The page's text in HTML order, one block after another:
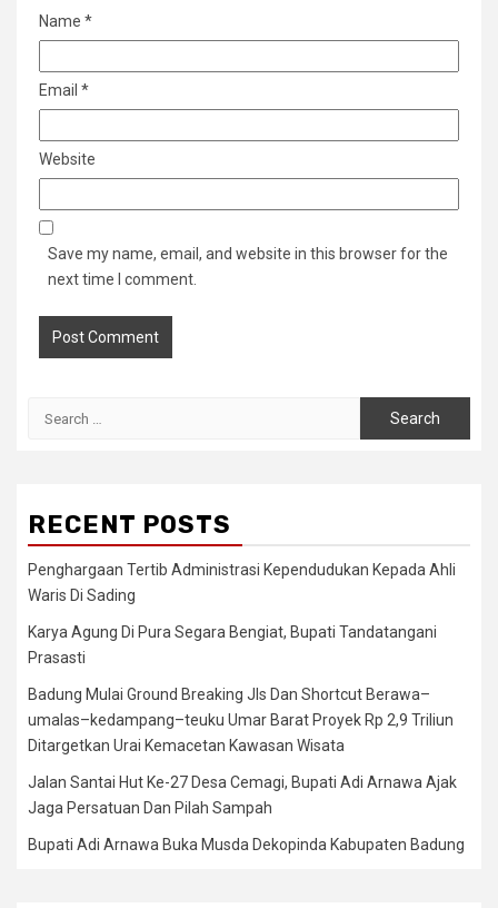
Name *
Email *
Website
Save my name, email, and website in this browser for the
next time I comment.
RECENT POSTS
Penghargaan Tertib Administrasi Kependudukan Kepada Ahli
Waris Di Sading
Karya Agung Di Pura Segara Bengiat, Bupati Tandatangani
Prasasti
Badung Mulai Ground Breaking Jls Dan Shortcut Berawa–
umalas–kedampang–teuku Umar Barat Proyek Rp 2,9 Triliun
Ditargetkan Urai Kemacetan Kawasan Wisata
Jalan Santai Hut Ke-27 Desa Cemagi, Bupati Adi Arnawa Ajak
Jaga Persatuan Dan Pilah Sampah
Bupati Adi Arnawa Buka Musda Dekopinda Kabupaten Badung